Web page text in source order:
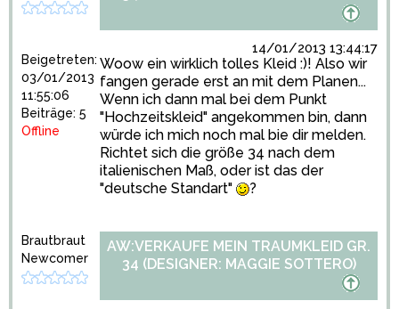
Beigetreten:
03/01/2013
11:55:06
Beiträge: 5
Offline
14/01/2013 13:44:17
Woow ein wirklich tolles Kleid :)! Also wir
fangen gerade erst an mit dem Planen...
Wenn ich dann mal bei dem Punkt
"Hochzeitskleid" angekommen bin, dann
würde ich mich noch mal bie dir melden.
Richtet sich die größe 34 nach dem
italienischen Maß, oder ist das der
"deutsche Standart"
?
Brautbraut
Newcomer
AW:VERKAUFE MEIN TRAUMKLEID GR.
34 (DESIGNER: MAGGIE SOTTERO)